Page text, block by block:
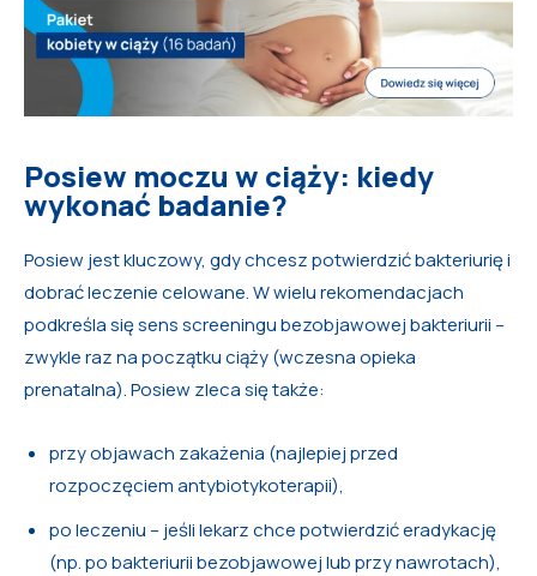
Posiew moczu w ciąży: kiedy
wykonać badanie?
Posiew jest kluczowy, gdy chcesz potwierdzić bakteriurię i
dobrać leczenie celowane. W wielu rekomendacjach
podkreśla się sens screeningu bezobjawowej bakteriurii –
zwykle raz na początku ciąży (wczesna opieka
prenatalna). Posiew zleca się także:
przy objawach zakażenia (najlepiej przed
rozpoczęciem antybiotykoterapii),
po leczeniu – jeśli lekarz chce potwierdzić eradykację
(np. po bakteriurii bezobjawowej lub przy nawrotach),